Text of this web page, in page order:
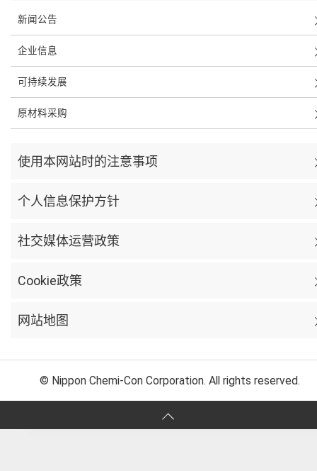
新闻公告
企业信息
可持续发展
原材料采购
使用本网站时的注意事项
个人信息保护方针
社交媒体运营政策
Cookie政策
网站地图
© Nippon Chemi-Con Corporation. All rights reserved.